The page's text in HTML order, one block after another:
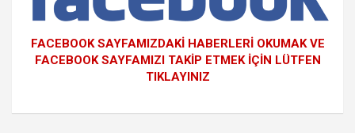
FACEBOOK SAYFAMIZDAKİ HABERLERİ OKUMAK VE
FACEBOOK SAYFAMIZI TAKİP ETMEK İÇİN LÜTFEN
TIKLAYINIZ